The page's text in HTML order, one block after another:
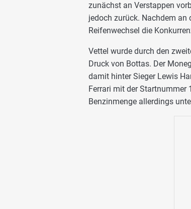
zunächst an Verstappen
jedoch zurück. Nachdem an
Reifenwechsel die
Vettel wurde durch den
Druck von Bottas. Der
damit hinter Sieger Lewis
Ferrari mit der Startnummer
Benzinmenge allerdings